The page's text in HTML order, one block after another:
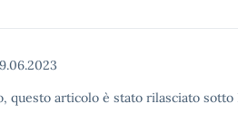
questo articolo è stato rilasciato